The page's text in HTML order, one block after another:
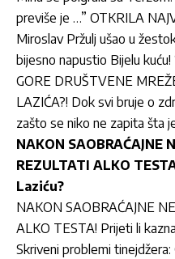
previše je …” OTKRILA
Miroslav Pržulj ušao u
bijesno napustio Bijelu kuću!
GORE DRUŠTVENE
LAZIĆA?! Dok svi bruje o
zašto se niko ne zapita šta
NAKON SAOBRAĆAJNE
REZULTATI ALKO
Laziću?
NAKON SAOBRAĆAJNE
ALKO TESTA! Prijeti li
Skriveni problemi